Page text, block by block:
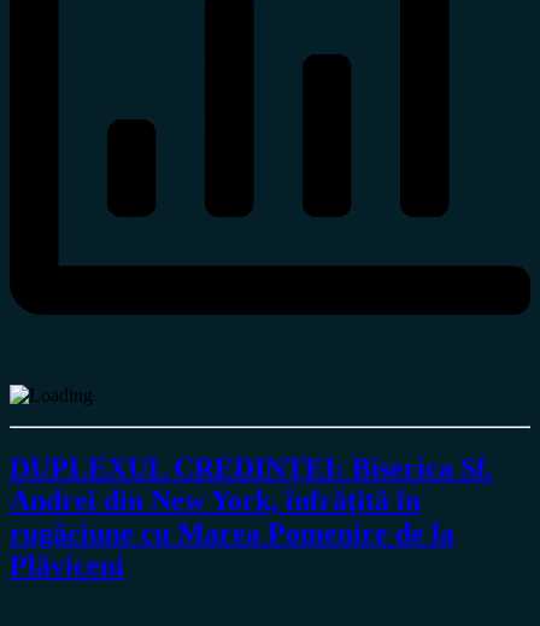
DUPLEXUL CREDINȚEI: Biserica Sf.
Andrei din New York, înfrățită în
rugăciune cu Marea Pomenire de la
Plăviceni